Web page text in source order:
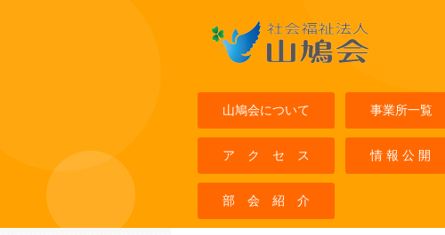
山鳩会について 事業所一覧
ア ク セ ス 情 報 公 開
部 会 紹 介